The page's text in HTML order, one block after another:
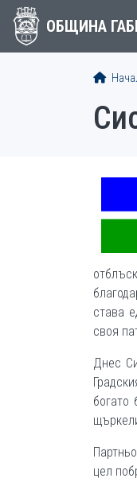
ОБЩИНА
става
своя
Днес
богато
цел